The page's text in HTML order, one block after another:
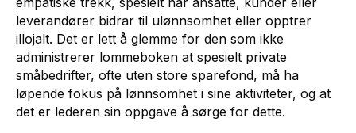
leverandører bidrar til ulønnsomhet eller opptrer
illojalt. Det er lett å glemme for den som ikke
administrerer lommeboken at spesielt private
småbedrifter, ofte uten store sparefond, må ha
løpende fokus på lønnsomhet i sine aktiviteter, og at
det er lederen sin oppgave å sørge for dette.